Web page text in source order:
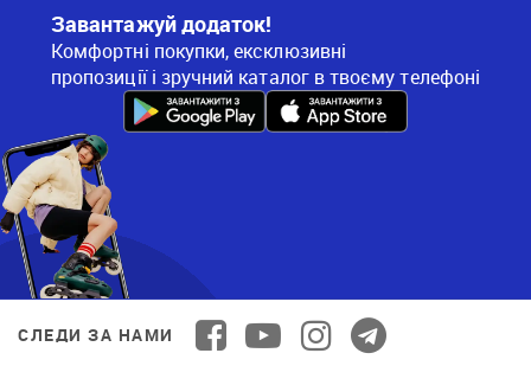
Завантажуй додаток!
Комфортні покупки, ексклюзивні
пропозиції і зручний каталог в твоєму телефоні
СЛЕДИ ЗА НАМИ